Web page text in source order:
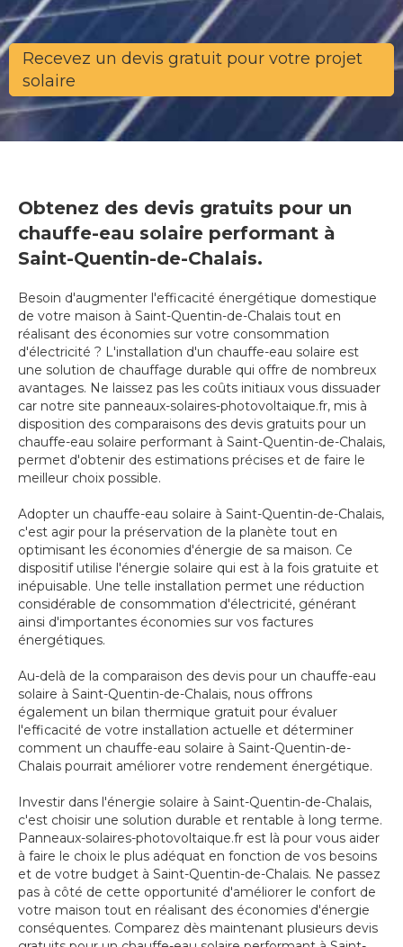
Recevez un devis gratuit pour votre projet
solaire
Obtenez des devis gratuits pour un
chauffe-eau solaire performant à
Saint-Quentin-de-Chalais.
Besoin d'augmenter l'efficacité énergétique domestique
de votre maison à Saint-Quentin-de-Chalais tout en
réalisant des économies sur votre consommation
d'électricité ? L'installation d'un chauffe-eau solaire est
une solution de chauffage durable qui offre de nombreux
avantages. Ne laissez pas les coûts initiaux vous dissuader
car notre site panneaux-solaires-photovoltaique.fr, mis à
disposition des comparaisons des devis gratuits pour un
chauffe-eau solaire performant à Saint-Quentin-de-Chalais,
permet d'obtenir des estimations précises et de faire le
meilleur choix possible.
Adopter un chauffe-eau solaire à Saint-Quentin-de-Chalais,
c'est agir pour la préservation de la planète tout en
optimisant les économies d'énergie de sa maison. Ce
dispositif utilise l'énergie solaire qui est à la fois gratuite et
inépuisable. Une telle installation permet une réduction
considérable de consommation d'électricité, générant
ainsi d'importantes économies sur vos factures
énergétiques.
Au-delà de la comparaison des devis pour un chauffe-eau
solaire à Saint-Quentin-de-Chalais, nous offrons
également un bilan thermique gratuit pour évaluer
l'efficacité de votre installation actuelle et déterminer
comment un chauffe-eau solaire à Saint-Quentin-de-
Chalais pourrait améliorer votre rendement énergétique.
Investir dans l'énergie solaire à Saint-Quentin-de-Chalais,
c'est choisir une solution durable et rentable à long terme.
Panneaux-solaires-photovoltaique.fr est là pour vous aider
à faire le choix le plus adéquat en fonction de vos besoins
et de votre budget à Saint-Quentin-de-Chalais. Ne passez
pas à côté de cette opportunité d'améliorer le confort de
votre maison tout en réalisant des économies d'énergie
conséquentes. Comparez dès maintenant plusieurs devis